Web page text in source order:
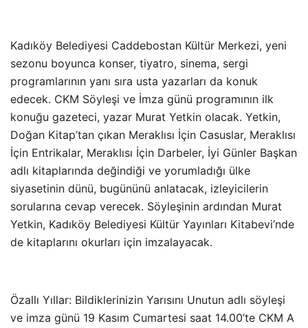
Kadıköy Belediyesi Caddebostan Kültür Merkezi, yeni
sezonu boyunca konser, tiyatro, sinema, sergi
programlarının yanı sıra usta yazarları da konuk
edecek. CKM Söyleşi ve İmza günü programının ilk
konuğu gazeteci, yazar Murat Yetkin olacak. Yetkin,
Doğan Kitap’tan çıkan Meraklısı İçin Casuslar, Meraklısı
İçin Entrikalar, Meraklısı İçin Darbeler, İyi Günler Başkan
adlı kitaplarında değindiği ve yorumladığı ülke
siyasetinin dünü, bugününü anlatacak, izleyicilerin
sorularına cevap verecek. Söyleşinin ardından Murat
Yetkin, Kadıköy Belediyesi Kültür Yayınları Kitabevi’nde
de kitaplarını okurları için imzalayacak.
Özallı Yıllar: Bildiklerinizin Yarısını Unutun adlı söyleşi
ve imza günü 19 Kasım Cumartesi saat 14.00’te CKM A